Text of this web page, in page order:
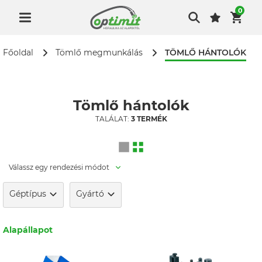
0
Főoldal Tömlő megmunkálás TÖMLŐ HÁNTOLÓK
Tömlő hántolók
TALÁLAT: 3 TERMÉK
Válassz egy rendezési módot
Géptípus Gyártó
Alapállapot